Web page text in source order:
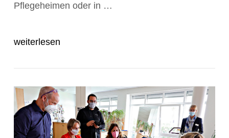
Pflegeheimen oder in …
weiterlesen